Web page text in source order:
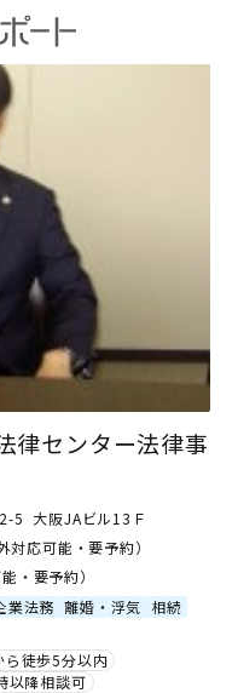
センター法律事
5 大阪JAビル13Ｆ
応可能・要予約）
・要予約）
業法務 離婚・浮気
相続
ら徒歩5分以内
以降相談可